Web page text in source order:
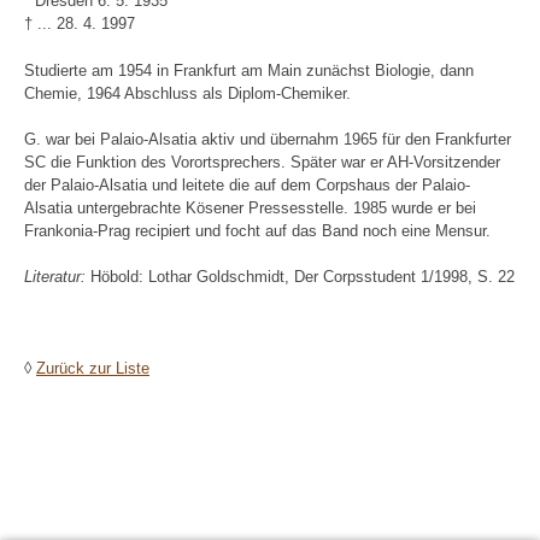
† ... 28. 4. 1997
Studierte am 1954 in Frankfurt am Main zunächst Biologie, dann
Chemie, 1964 Abschluss als Diplom-Chemiker.
G. war bei Palaio-Alsatia aktiv und übernahm 1965 für den Frankfurter
SC die Funktion des Vorortsprechers. Später war er AH-Vorsitzender
der Palaio-Alsatia und leitete die auf dem Corpshaus der Palaio-
Alsatia untergebrachte Kösener Pressesstelle. 1985 wurde er bei
Frankonia-Prag recipiert und focht auf das Band noch eine Mensur.
Literatur: Höbold: Lothar Goldschmidt, Der Corpsstudent 1/1998, S. 22
◊ Zurück zur Liste